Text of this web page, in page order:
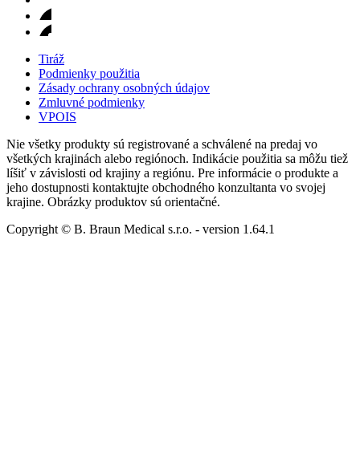
Tiráž
Podmienky použitia
Zásady ochrany osobných údajov
Zmluvné podmienky
VPOIS
Nie všetky produkty sú registrované a schválené na predaj vo
všetkých krajinách alebo regiónoch. Indikácie použitia sa môžu tiež
líšiť v závislosti od krajiny a regiónu. Pre informácie o produkte a
jeho dostupnosti kontaktujte obchodného konzultanta vo svojej
krajine. Obrázky produktov sú orientačné.
Copyright © B. Braun Medical s.r.o. - version 1.64.1